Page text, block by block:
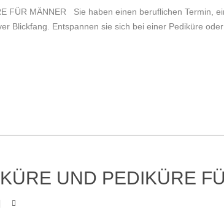
FÜR MÄNNER Sie haben einen beruflichen Termin,
Blickfang. Entspannen sie sich bei einer Pediküre
UND PEDIKÜRE